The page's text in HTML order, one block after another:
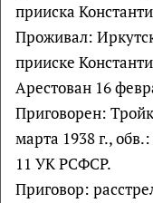
прииска
Проживал:
прииске
Арестован 16
Приговорен:
марта 1938 г.,
11 УК РСФСР.
Приговор: